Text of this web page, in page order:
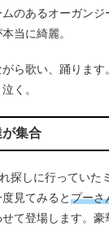
のあるオーガン
当に綺麗。
がら歌い、踊ります
く。
集合
探しに行っていた
見てみるとプーさ
て登場します。豪